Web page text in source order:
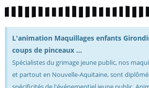
L'animation Maquillages enfants
coups de pinceaux ...
Spécialistes du grimage jeune public, nos
et partout en Nouvelle-Aquitaine, sont